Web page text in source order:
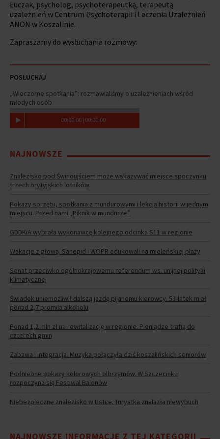
Łuczak, psycholog, psychoterapeutką, terapeutą
uzależnień w Centrum Psychoterapii i Leczenia Uzależnień
ANON w Koszalinie.
Zapraszamy do wysłuchania rozmowy:
POSŁUCHAJ
„Wieczorne spotkania”: rozmawialiśmy o uzależnieniach wśród
młodych osób
00:00:00 | 00:00:00
NAJNOWSZE
Znalezisko pod Świnoujściem może wskazywać miejsce spoczynku
trzech brytyjskich lotników
Pokazy sprzętu, spotkania z mundurowymi i lekcja historii w jednym
miejscu. Przed nami „Piknik w mundurze”
GDDKiA wybrała wykonawcę kolejnego odcinka S11 w regionie
Wakacje z głową. Sanepid i WOPR edukowali na mieleńskiej plaży
Senat przeciwko ogólnokrajowemu referendum ws. unijnej polityki
klimatycznej
Świadek uniemożliwił dalszą jazdę pijanemu kierowcy. 53-latek miał
ponad 2,7 promila alkoholu
Ponad 1,2 mln zł na rewitalizację w regionie. Pieniądze trafią do
czterech gmin
Zabawa i integracja. Muzyka połączyła dziś koszalińskich seniorów
Podniebne pokazy kolorowych olbrzymów. W Szczecinku
rozpoczyna się Festiwal Balonów
Niebezpieczne znalezisko w Ustce. Turystka znalazła niewybuch
NAJNOWSZE INFORMACJE Z TEJ KATEGORII